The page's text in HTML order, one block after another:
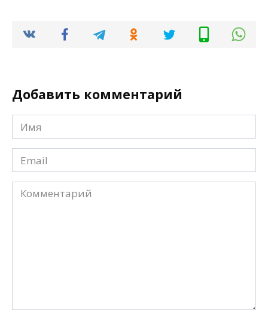
Добавить комментарий
Имя
*
Email
*
Комментарий